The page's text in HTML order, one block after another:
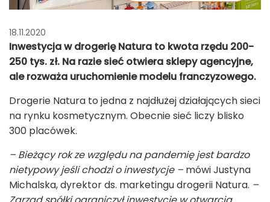
18.11.2020
Inwestycja w drogerię Natura to kwota rzędu 200-
250 tys. zł. Na razie sieć otwiera sklepy agencyjne,
ale rozważa uruchomienie modelu franczyzowego.
Drogerie Natura to jedna z najdłużej działających sieci
na rynku kosmetycznym. Obecnie sieć liczy blisko
300 placówek.
– Bieżący rok ze względu na pandemię jest bardzo
nietypowy jeśli chodzi o inwestycje – mówi Justyna
Michalska, dyrektor ds. marketingu drogerii Natura. –